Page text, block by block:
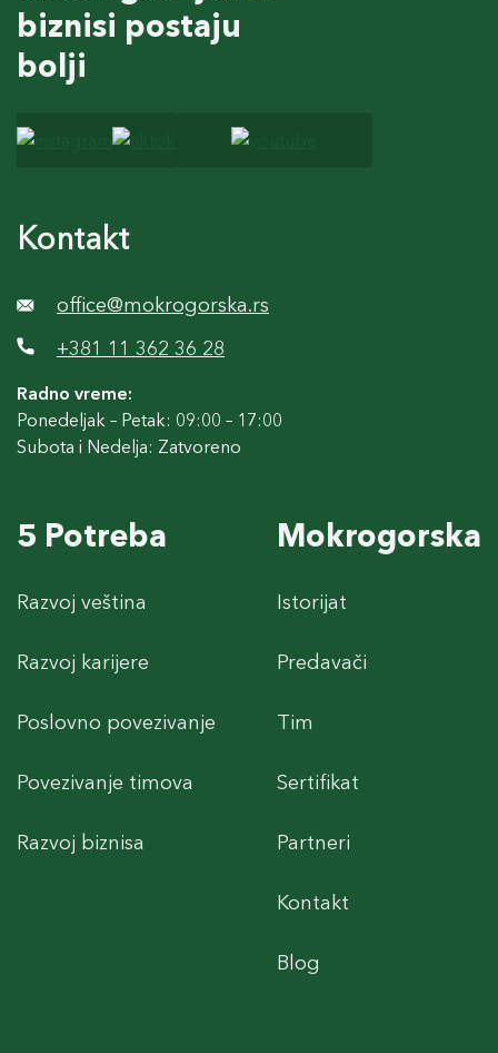
biznisi postaju
bolji
Kontakt
office@mokrogorska.rs
+381 11 362 36 28
Radno vreme:
Ponedeljak – Petak: 09:00 – 17:00
Subota i Nedelja: Zatvoreno
5 Potreba
Razvoj veština
Razvoj karijere
Poslovno povezivanje
Povezivanje timova
Razvoj biznisa
Mokrogorska
Istorijat
Predavači
Tim
Sertifikat
Partneri
Kontakt
Blog